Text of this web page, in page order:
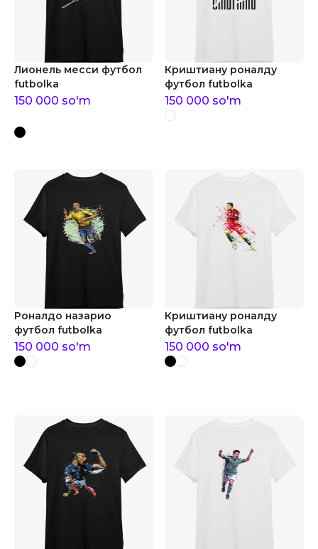
Лионель месси футбол
futbolka
150 000 so'm
Криштиану роналду
футбол futbolka
150 000 so'm
Роналдо назарио
футбол futbolka
150 000 so'm
Криштиану роналду
футбол futbolka
150 000 so'm